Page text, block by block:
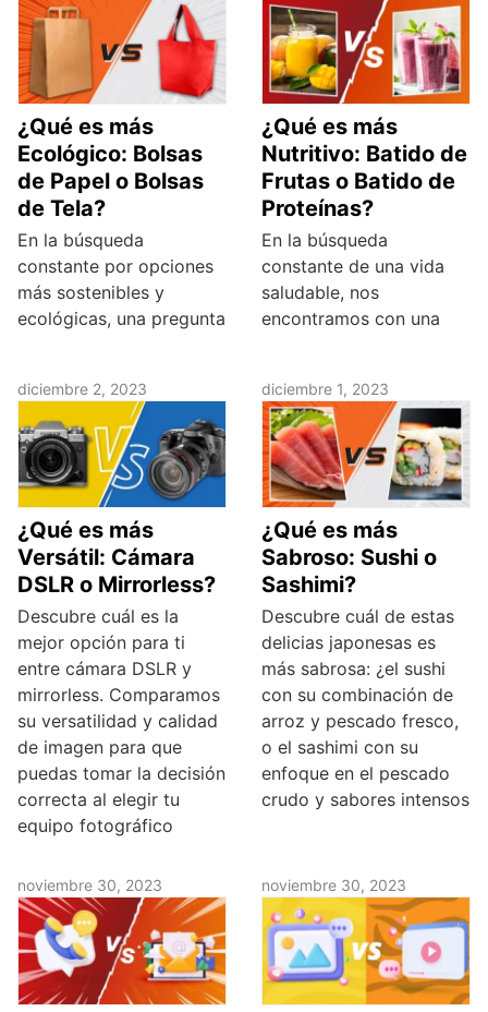
¿Qué es más
Ecológico: Bolsas
de Papel o Bolsas
de Tela?
En la búsqueda
constante por opciones
más sostenibles y
ecológicas, una pregunta
¿Qué es más
Nutritivo: Batido de
Frutas o Batido de
Proteínas?
En la búsqueda
constante de una vida
saludable, nos
encontramos con una
diciembre 2, 2023
¿Qué es más
Versátil: Cámara
DSLR o Mirrorless?
Descubre cuál es la
mejor opción para ti
entre cámara DSLR y
mirrorless. Comparamos
su versatilidad y calidad
de imagen para que
puedas tomar la decisión
correcta al elegir tu
equipo fotográfico
diciembre 1, 2023
¿Qué es más
Sabroso: Sushi o
Sashimi?
Descubre cuál de estas
delicias japonesas es
más sabrosa: ¿el sushi
con su combinación de
arroz y pescado fresco,
o el sashimi con su
enfoque en el pescado
crudo y sabores intensos
noviembre 30, 2023 noviembre 30, 2023